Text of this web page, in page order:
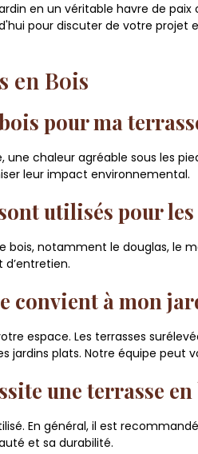
en un véritable havre de
pour discuter de votre projet
en Bois
pour ma
chaleur agréable sous les
leur impact environnemental.
utilisés pour
bois, notamment le douglas, le
convient à mon
espace. Les terrasses
jardins plats. Notre équipe peut
une terrasse en
En général, il est
et sa durabilité.